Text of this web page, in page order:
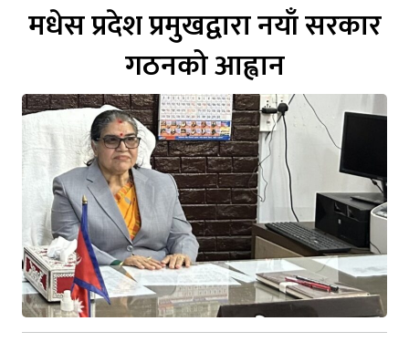
मधेस प्रदेश प्रमुखद्वारा नयाँ सरकार
गठनको आह्वान